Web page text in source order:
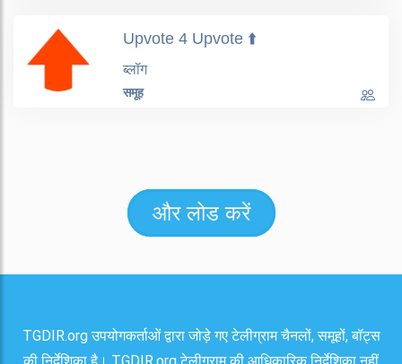
Upvote 4 Upvote ⬆️
ब्लॉग
समूह
और लोड करें
TGDIR.org उपयोगकर्ताओं द्वारा जोड़े गए टेलीग्राम चैनलों, समूहों, बॉट्स